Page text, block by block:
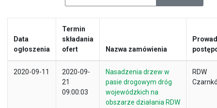
Data
ogłoszenia
Termin
składania
ofert
Nazwa zamówienia
2020-09-11
2020-09-
21
09:00:03
Nasadzenia drzew w
pasie drogowym dróg
wojewódzkich na
obszarze działania RDW
RDW